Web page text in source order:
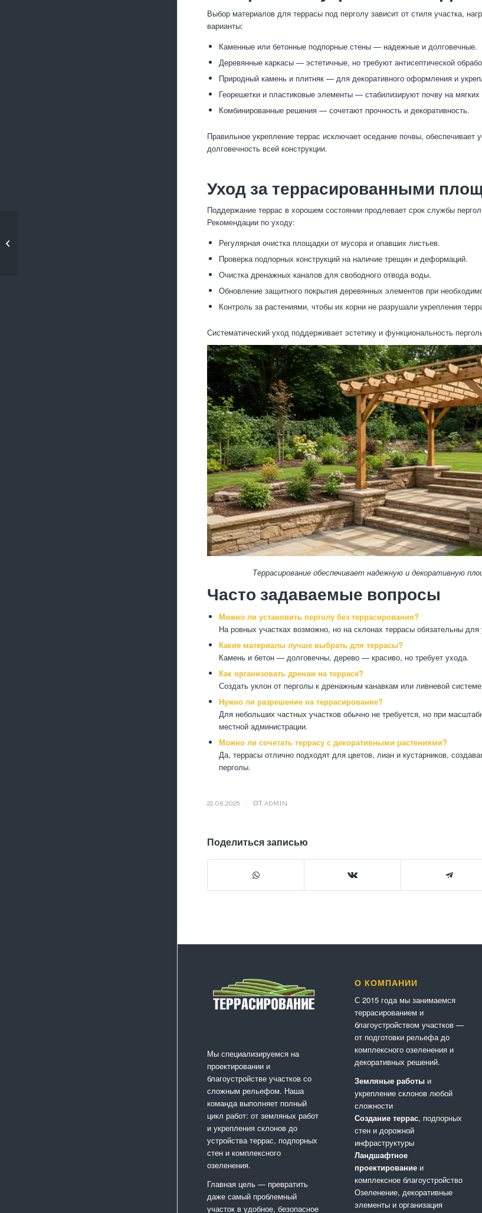
Выбор материалов для террасы под перголу зависит от стиля участка,
варианты:
Каменные или бетонные подпорные стены — надежные и долговечные.
Деревянные каркасы — эстетичные, но требуют антисептической
Природный камень и плитняк — для декоративного оформления и
Георешетки и пластиковые элементы — стабилизируют почву на мягких
Комбинированные решения — сочетают прочность и декоративность.
Правильное укрепление террас исключает оседание почвы, обеспечивает
долговечность всей конструкции.
Уход за террасированными
Поддержание террас в хорошем состоянии продлевает срок службы
Рекомендации по уходу:
Регулярная очистка площадки от мусора и опавших листьев.
Проверка подпорных конструкций на наличие трещин и деформаций.
Очистка дренажных каналов для свободного отвода воды.
Обновление защитного покрытия деревянных элементов при
Контроль за растениями, чтобы их корни не разрушали укрепления
Систематический уход поддерживает эстетику и функциональность
Террасирование обеспечивает надежную и декоративную
Часто задаваемые вопросы
Можно ли установить перголу без террасирования?
На ровных участках возможно, но на склонах террасы обязательны для
Какие материалы лучше выбрать для террасы?
Камень и бетон — долговечны, дерево — красиво, но требует ухода.
Как организовать дренаж на террасе?
Создать уклон от перголы к дренажным канавкам или ливневой
Нужно ли разрешение на террасирование?
Для небольших частных участков обычно не требуется, но при
местной администрации.
Можно ли сочетать террасу с декоративными растениями?
Да, террасы отлично подходят для цветов, лиан и кустарников,
перголы.
22.08.2025 ОТ ADMIN
Поделиться записью
Мы специализируемся на
проектировании и
благоустройстве участков со
сложным рельефом. Наша
команда выполняет полный
цикл работ: от земляных работ
и укрепления склонов до
устройства террас, подпорных
стен и комплексного
озеленения.
Главная цель — превратить
даже самый проблемный
участок в удобное, безопасное
О КОМПАНИИ
С 2015 года мы занимаемся
террасированием и
благоустройством участков —
от подготовки рельефа до
комплексного озеленения и
декоративных решений.
Земляные работыи
укрепление склонов любой
сложности
Создание террас, подпорных
стен и дорожной
инфраструктуры
Ландшафтное
проектированиеи
комплексное благоустройство
Озеленение, декоративные
элементы и организация